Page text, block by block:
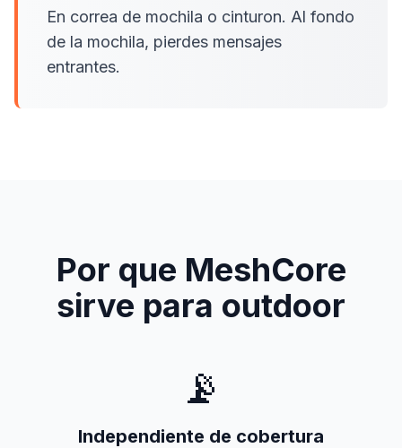
En correa de mochila o cinturon. Al fondo
de la mochila, pierdes mensajes
entrantes.
Por que MeshCore
sirve para outdoor
📡
Independiente de cobertura